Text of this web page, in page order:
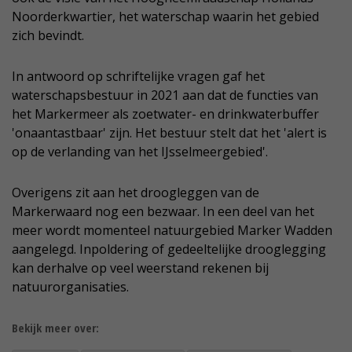
Noorderkwartier, het waterschap waarin het gebied
zich bevindt.
In antwoord op schriftelijke vragen gaf het
waterschapsbestuur in 2021 aan dat de functies van
het Markermeer als zoetwater- en drinkwaterbuffer
'onaantastbaar' zijn. Het bestuur stelt dat het 'alert is
op de verlanding van het IJsselmeergebied'.
Overigens zit aan het droogleggen van de
Markerwaard nog een bezwaar. In een deel van het
meer wordt momenteel natuurgebied Marker Wadden
aangelegd. Inpoldering of gedeeltelijke drooglegging
kan derhalve op veel weerstand rekenen bij
natuurorganisaties.
Bekijk meer over: